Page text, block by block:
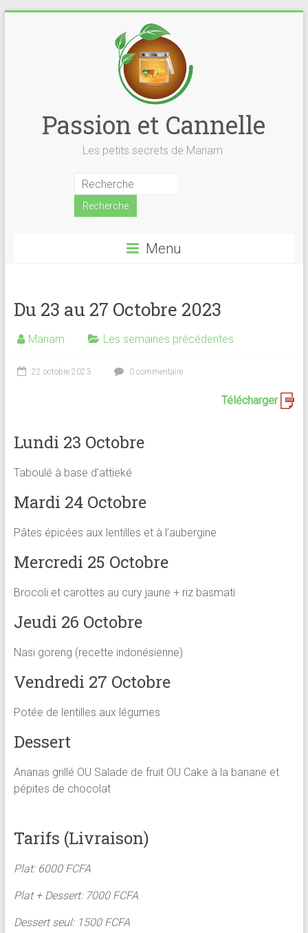
Passion et Cannelle
Les petits secrets de Mariam.
Menu
Du 23 au 27 Octobre 2023
Mariam Les semaines précédentes
22 octobre 2023 0 commentaire
Télécharger
Lundi 23 Octobre
Taboulé à base d’attieké
Mardi 24 Octobre
Pâtes épicées aux lentilles et à l’aubergine
Mercredi 25 Octobre
Brocoli et carottes au cury jaune + riz basmati
Jeudi 26 Octobre
Nasi goreng (recette indonésienne)
Vendredi 27 Octobre
Potée de lentilles aux légumes
Dessert
Ananas grillé OU Salade de fruit OU Cake à la banane et
pépites de chocolat
Tarifs (Livraison)
Plat: 6000 FCFA
Plat + Dessert: 7000 FCFA
Dessert seul: 1500 FCFA